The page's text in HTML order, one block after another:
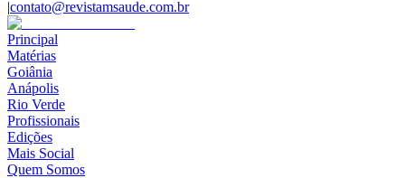
|contato@revistamsaude.com.br
Principal
Matérias
Goiânia
Anápolis
Rio Verde
Profissionais
Edições
Mais Social
Quem Somos